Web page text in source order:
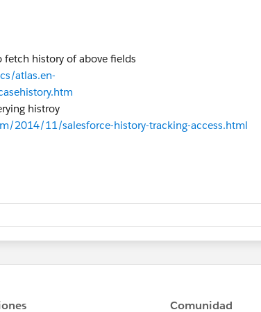
fetch history of above fields
atlas.en-
histroy
2014/11/salesforce-history-tracking-access.html